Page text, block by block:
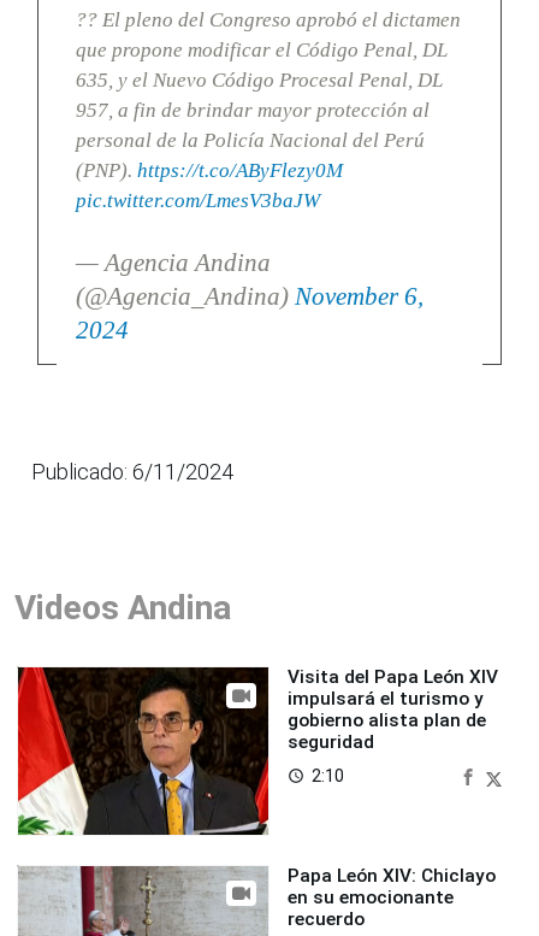
?? El pleno del Congreso aprobó el dictamen
que propone modificar el Código Penal, DL
635, y el Nuevo Código Procesal Penal, DL
957, a fin de brindar mayor protección al
personal de la Policía Nacional del Perú
(PNP). https://t.co/AByFlezy0M
pic.twitter.com/LmesV3baJW
— Agencia Andina
(@Agencia_Andina) November 6,
2024
Publicado: 6/11/2024
Videos Andina
Visita del Papa León XIV
impulsará el turismo y
gobierno alista plan de
seguridad
access_time 2:10
Papa León XIV: Chiclayo
en su emocionante
recuerdo